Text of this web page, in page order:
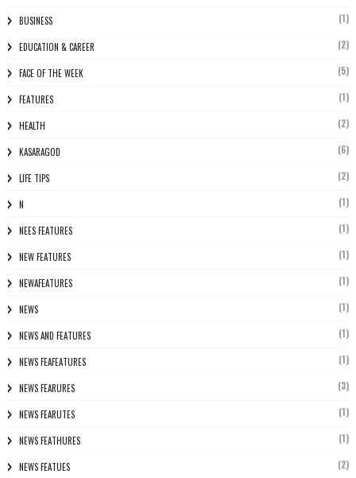
BUSINESS (1)
EDUCATION & CAREER (2)
FACE OF THE WEEK (5)
FEATURES (1)
HEALTH (2)
KASARAGOD (6)
LIFE TIPS (2)
N (1)
NEES FEATURES (1)
NEW FEATURES (1)
NEWAFEATURES (1)
NEWS (1)
NEWS AND FEATURES (1)
NEWS FEAFEATURES (1)
NEWS FEARURES (3)
NEWS FEARUTES (1)
NEWS FEATHURES (1)
NEWS FEATUES (2)